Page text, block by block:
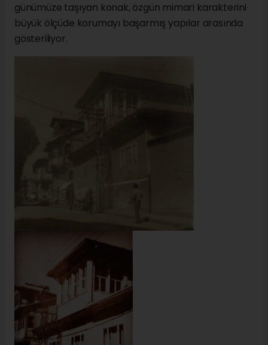
günümüze taşıyan konak, özgün mimari karakterini
büyük ölçüde korumayı başarmış yapılar arasında
gösteriliyor.